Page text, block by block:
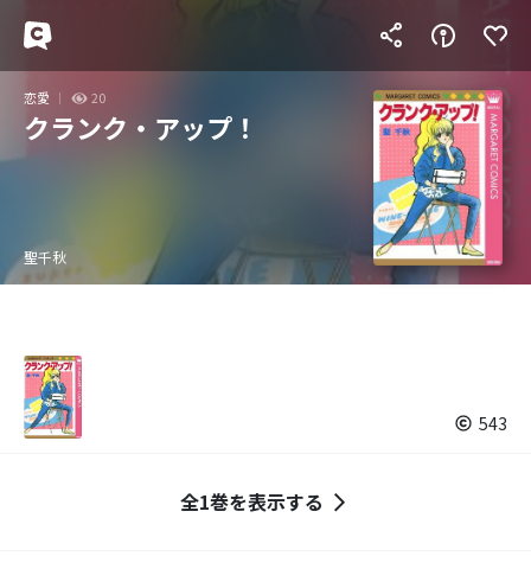
恋愛 20
クランク・アップ！
聖千秋
543
全1巻を表示する